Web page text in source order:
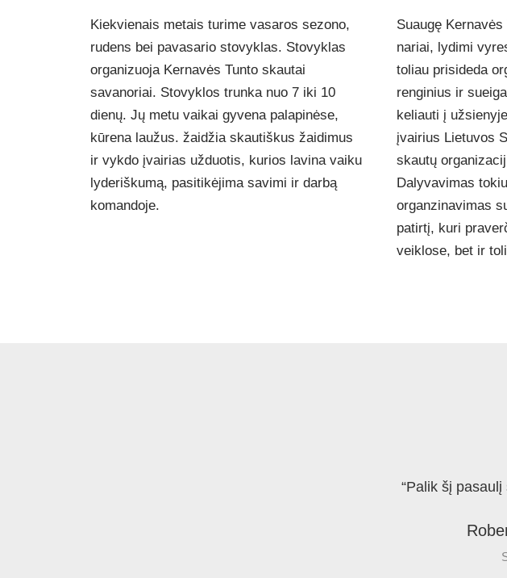
Kiekvienais metais turime vasaros sezono,
rudens bei pavasario stovyklas. Stovyklas
organizuoja Kernavės Tunto skautai
savanoriai. Stovyklos trunka nuo 7 iki 10
dienų. Jų metu vaikai gyvena palapinėse,
kūrena laužus. žaidžia skautiškus žaidimus
ir vykdo įvairias užduotis, kurios lavina vaiku
lyderiškumą, pasitikėjima savimi ir darbą
komandoje.
Suaugę
nariai, lydimi
toliau prisideda
renginius ir
keliauti į
įvairius Lietuvos
skautų
Dalyvavimas
organzinavimas
patirtį, kuri
veiklose, bet ir
“Palik šį